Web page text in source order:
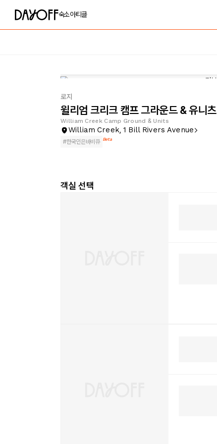
숙소아티클
로지
윌리엄 크리크 캠프 그라운드 & 유니츠
William Creek Camp Ground & Units
William Creek, 1 Bill Rivers Avenue
#한국인은바비큐 Beta
객실 선택